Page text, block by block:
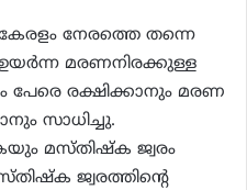
നേരത്തെ തന്നെ
മരണനിരക്കുള്ള
രക്ഷിക്കാനും മരണ
സാധിച്ചു.
മസ്തിഷ്‌ക ജ്വരം
ജ്വരത്തിന്റെ